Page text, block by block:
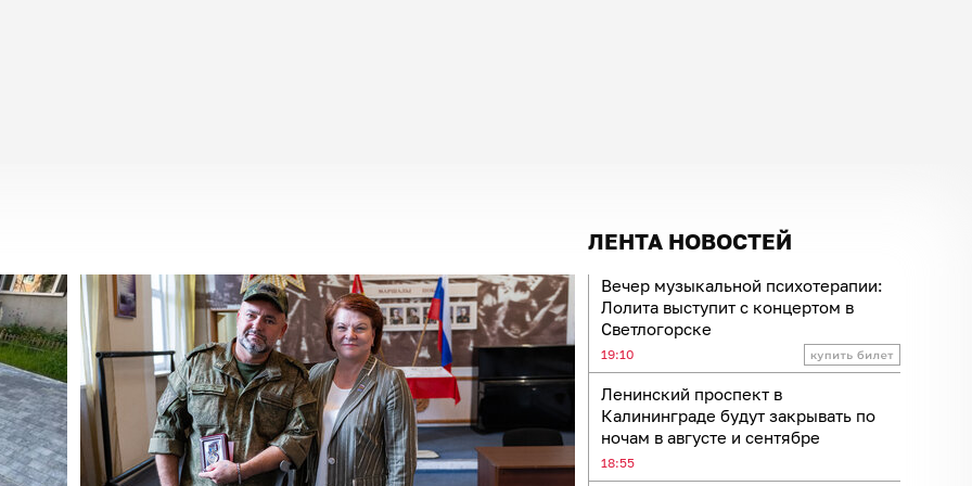
ЛЕНТА НОВОСТЕЙ
Вечер музыкальной психотерапии:
Лолита выступит с концертом в
Светлогорске
19:10
Ленинский проспект в
Калининграде будут закрывать по
ночам в августе и сентябре
18:55